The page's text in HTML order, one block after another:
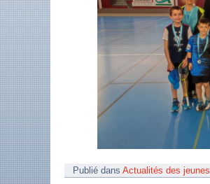
Publié dans Actualités des jeunes